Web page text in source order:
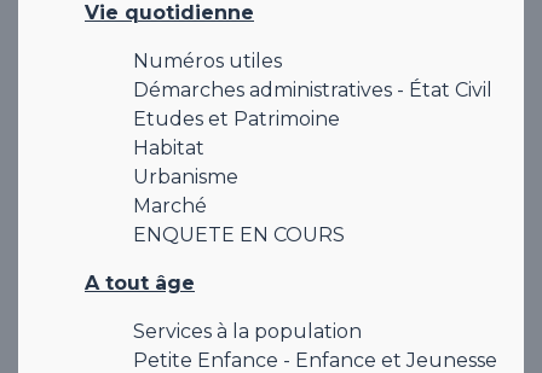
Vie quotidienne
Numéros utiles
Démarches administratives - État Civil
Etudes et Patrimoine
Habitat
Urbanisme
Marché
ENQUETE EN COURS
A tout âge
Services à la population
Petite Enfance - Enfance et Jeunesse